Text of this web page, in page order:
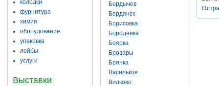
колодки
фурнитура
химия
оборудование
упаковка
лейбы
услуги
Выставки
Бердычев
Бердянск
Борисовка
Бородянка
Боярка
Бровары
Брянка
Васильков
Вилково